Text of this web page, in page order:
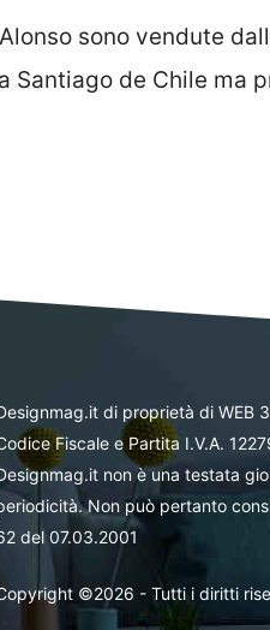
sono vendute
Santiago de Chile ma
di proprietà di WEB
Fiscale e Partita I.V.A.
non è una testata
Non può pertanto
del 07.03.2001
©2026 - Tutti i diritti